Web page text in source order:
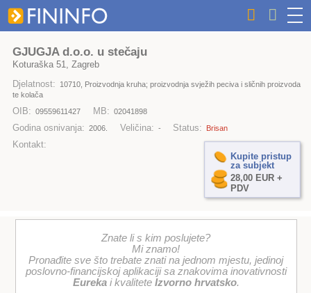
GJUGJA d.o.o. u stečaju
Koturaška 51, Zagreb
Djelatnost:
10710, Proizvodnja kruha; proizvodnja svježih peciva i sličnih proizvoda
te kolača
OIB: 09559611427 MB: 02041898
Godina osnivanja: 2006. Veličina: - Status: Brisan
Kontakt:
Kupite pristup
za subjekt
28,00 EUR +
PDV
Znate li s kim poslujete?
Mi znamo!
Pronađite sve što trebate znati na jednom mjestu, jedinoj
poslovno-financijskoj aplikaciji sa znakovima inovativnosti
Eurekai kvalitete Izvorno hrvatsko.